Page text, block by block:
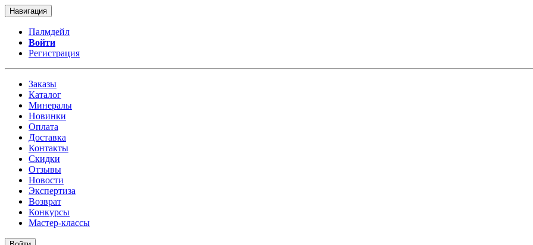
Навигация
Палмдейл
Войти
Регистрация
Заказы
Каталог
Минералы
Новинки
Оплата
Доставка
Контакты
Скидки
Отзывы
Новости
Экспертиза
Возврат
Конкурсы
Мастер-классы